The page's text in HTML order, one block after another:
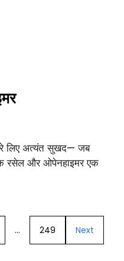
लिए अत्यंत सुखद— जब
रसेल और ओपेनहाइमर एक
… 249 Next